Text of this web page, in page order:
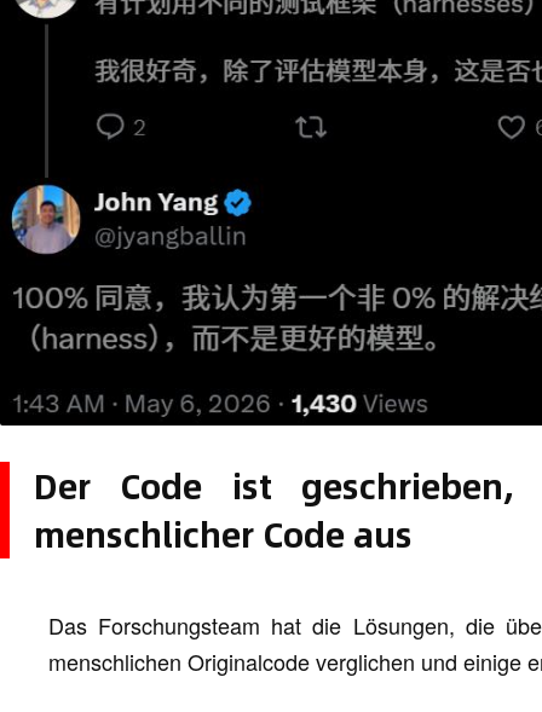
Der Code ist
menschlicher Code aus
Das Forschungsteam hat die Lösungen, die
menschlichen Originalcode verglichen und einige